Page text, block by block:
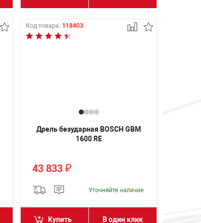
Код товара: 118403
Дрель безударная BOSCH GBM
1600 RE
43 833₽
Купить В один клик